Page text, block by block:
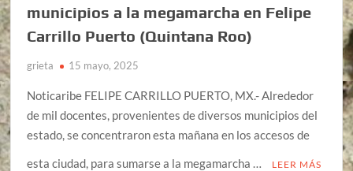
municipios a la megamarcha en Felipe
Carrillo Puerto (Quintana Roo)
grieta 15 mayo, 2025
Noticaribe FELIPE CARRILLO PUERTO, MX.- Alrededor
de mil docentes, provenientes de diversos municipios del
estado, se concentraron esta mañana en los accesos de
esta ciudad, para sumarse a la megamarcha …
LEER MÁS